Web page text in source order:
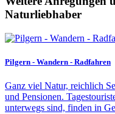
Naturliebhaber
Pilgern - Wandern - Radfahren
Ganz viel Natur, reichlich
und Pensionen.
unterwegs sind, finden in